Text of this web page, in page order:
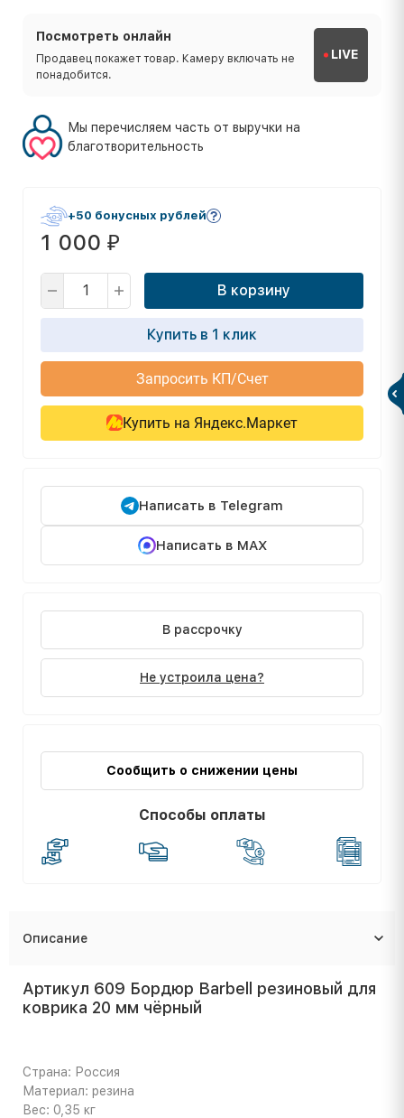
Посмотреть онлайн
Продавец покажет товар. Камеру включать не
понадобится.
LIVE
Мы перечисляем часть от выручки на
благотворительность
+50 бонусных рублей
1 000 ₽
В корзину
Купить в 1 клик
Запросить КП/Счет
Купить на Яндекс.Маркет
Написать в Telegram
Написать в MAX
В рассрочку
Не устроила цена?
Сообщить о снижении цены
Способы оплаты
Описание
Артикул 609 Бордюр Barbell резиновый для
коврика 20 мм чёрный
Страна: Россия
Материал: резина
Вес: 0,35 кг